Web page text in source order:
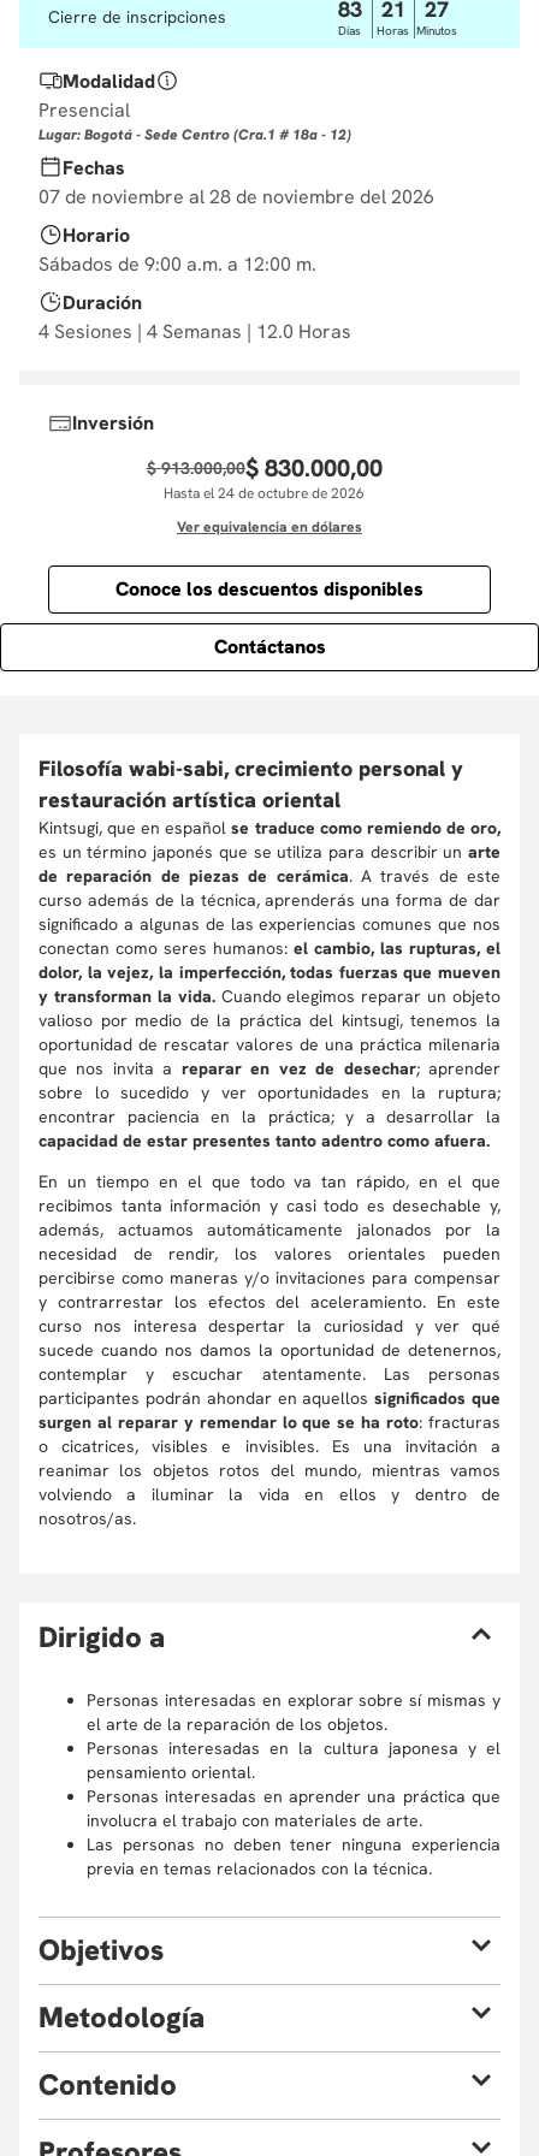
derecho
Cierre de inscripciones 83
Días
21
Horas
27
Minutos
Modalidad
Presencial
Lugar: Bogotá - Sede Centro (Cra.1 # 18a - 12)
Fechas
07 de noviembre al 28 de noviembre del 2026
Horario
Sábados de 9:00 a.m. a 12:00 m.
Duración
4 Sesiones | 4 Semanas | 12.0 Horas
Inversión
$ 913.000,00$ 830.000,00
Hasta el 24 de octubre de 2026
Ver equivalencia en dólares
Conoce los descuentos disponibles
Contáctanos
Filosofía wabi-sabi, crecimiento personal y
restauración artística oriental
Kintsugi, que en españolse traduce como remiendo de oro,
es un término japonés que se utiliza para describir un arte
de reparación de piezas de cerámica. A través de este
curso además de la técnica, aprenderás una forma de dar
significado a algunas de las experiencias comunes que nos
conectan como seres humanos: el cambio, las rupturas, el
dolor, la vejez, la imperfección, todas fuerzas que mueven
y transforman la vida. Cuando elegimos reparar un objeto
valioso por medio de la práctica del kintsugi, tenemos la
oportunidad de rescatar valores de una práctica milenaria
que nos invita a reparar en vez de desechar; aprender
sobre lo sucedido y ver oportunidades en la ruptura;
encontrar paciencia en la práctica; y a desarrollar la
capacidad de estar presentes tanto adentro como afuera.
En un tiempo en el que todo va tan rápido, en el que
recibimos tanta información y casi todo es desechable y,
además, actuamos automáticamente jalonados por la
necesidad de rendir, los valores orientales pueden
percibirse como maneras y/o invitaciones para compensar
y contrarrestar los efectos del aceleramiento. En este
curso nos interesa despertar la curiosidad y ver qué
sucede cuando nos damos la oportunidad de detenernos,
contemplar y escuchar atentamente. Las personas
participantes podrán ahondar en aquellossignificados que
surgen al reparar y remendar lo que se ha roto: fracturas
o cicatrices, visibles e invisibles. Es una invitación a
reanimar los objetos rotos del mundo, mientras vamos
volviendo a iluminar la vida en ellos y dentro de
nosotros/as.
Dirigido a
Personas interesadas en explorar sobre sí mismas y
el arte de la reparación de los objetos.
Personas interesadas en la cultura japonesa y el
pensamiento oriental.
Personas interesadas en aprender una práctica que
involucra el trabajo con materiales de arte.
Las personas no deben tener ninguna experiencia
previa en temas relacionados con la técnica.
Objetivos
Reconstruir un objeto de cerámica por medio de la
incluye el trabajo con Urushi).
Metodología
teórico-práctica. En cada sesión las personas participantes
Contenido